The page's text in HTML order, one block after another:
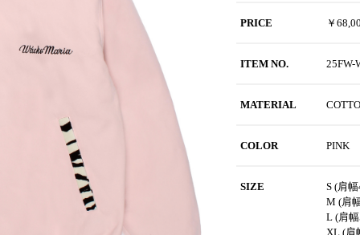
PRICE ￥
ITEM NO.
MATERIAL
COLOR PINK
SIZE
S (肩
M (肩
L (肩
XL (肩